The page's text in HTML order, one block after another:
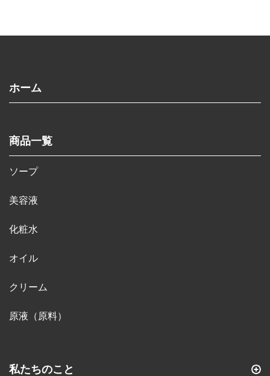
ホーム
商品一覧
ソープ
美容液
化粧水
オイル
クリーム
原液（原料）
私たちのこと